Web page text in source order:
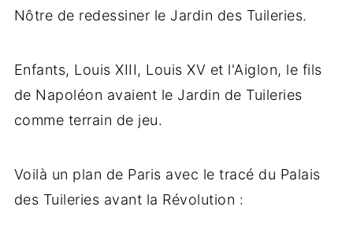
Nôtre de redessiner le Jardin des Tuileries.
Enfants, Louis XIII, Louis XV et l'Aiglon, le fils
de Napoléon avaient le Jardin de Tuileries
comme terrain de jeu.
Voilà un plan de Paris avec le tracé du Palais
des Tuileries avant la Révolution :